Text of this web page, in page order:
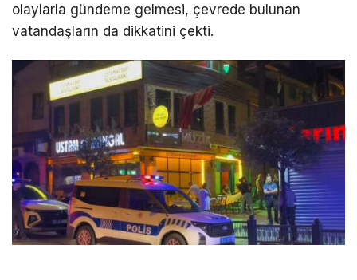
olaylarla gündeme gelmesi, çevrede bulunan
vatandaşların da dikkatini çekti.